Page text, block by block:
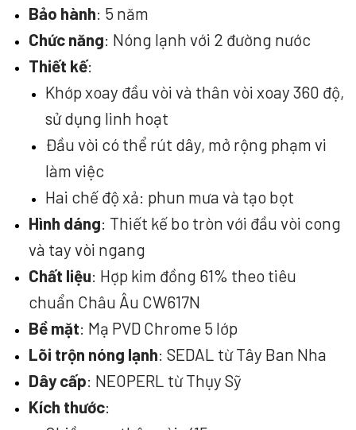
Bảo hành: 5 năm
Chức năng: Nóng lạnh với 2 đường nước
Thiết kế:
Khớp xoay đầu vòi và thân vòi xoay 360 độ,
sử dụng linh hoạt
Đầu vòi có thể rút dây, mở rộng phạm vi
làm việc
Hai chế độ xả: phun mưa và tạo bọt
Hình dáng: Thiết kế bo tròn với đầu vòi cong
và tay vòi ngang
Chất liệu: Hợp kim đồng 61% theo tiêu
chuẩn Châu Âu CW617N
Bề mặt: Mạ PVD Chrome 5 lớp
Lõi trộn nóng lạnh: SEDAL từ Tây Ban Nha
Dây cấp: NEOPERL từ Thụy Sỹ
Kích thước: